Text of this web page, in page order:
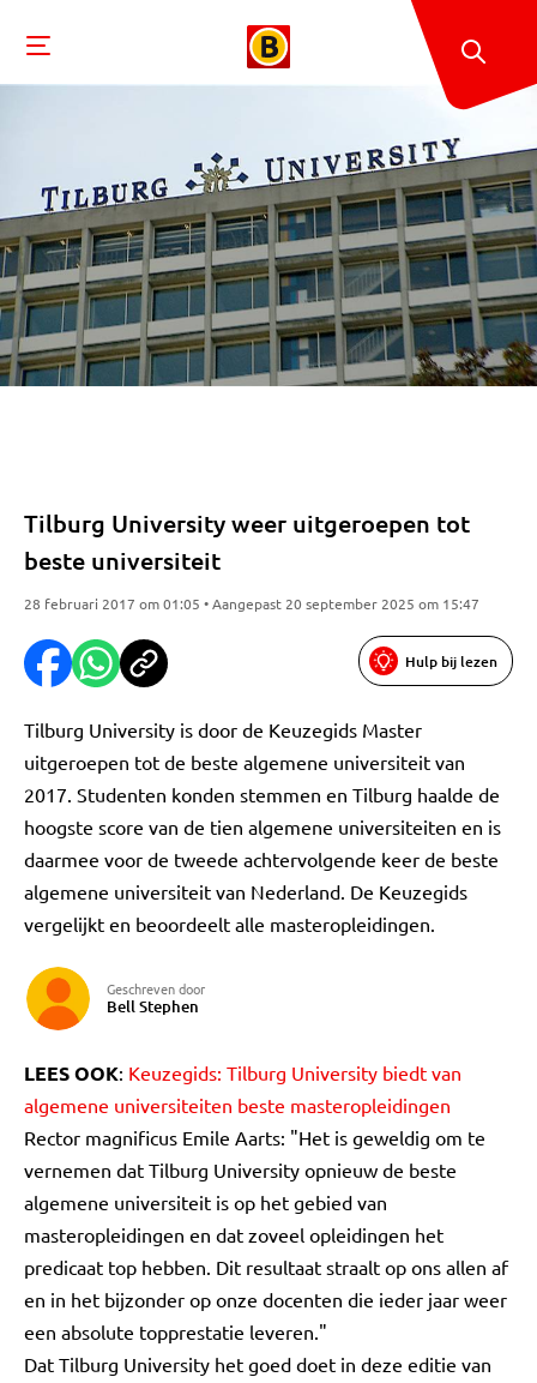
Tilburg University weer uitgeroepen tot
beste universiteit
28 februari 2017 om 01:05 • Aangepast 20 september 2025 om 15:47
Hulp bij lezen
Tilburg University is door de Keuzegids Master
uitgeroepen tot de beste algemene universiteit van
2017. Studenten konden stemmen en Tilburg haalde de
hoogste score van de tien algemene universiteiten en is
daarmee voor de tweede achtervolgende keer de beste
algemene universiteit van Nederland. De Keuzegids
vergelijkt en beoordeelt alle masteropleidingen.
Geschreven door
Bell Stephen
LEES OOK: Keuzegids: Tilburg University biedt van
algemene universiteiten beste masteropleidingen
Rector magnificus Emile Aarts: "Het is geweldig om te
vernemen dat Tilburg University opnieuw de beste
algemene universiteit is op het gebied van
masteropleidingen en dat zoveel opleidingen het
predicaat top hebben. Dit resultaat straalt op ons allen af
en in het bijzonder op onze docenten die ieder jaar weer
een absolute topprestatie leveren."
Dat Tilburg University het goed doet in deze editie van